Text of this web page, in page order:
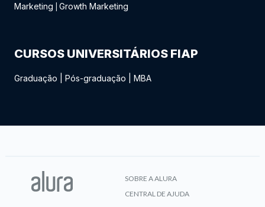
Marketing
Growth Marketing
CURSOS UNIVERSITÁRIOS FIAP
Graduação Pós-graduação MBA
SOBRE A ALURA
CENTRAL DE AJUDA